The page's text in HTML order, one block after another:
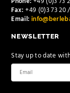
Fax:+49 (0)3 73 20
Email:
NEWSLETTER
Stay up to date